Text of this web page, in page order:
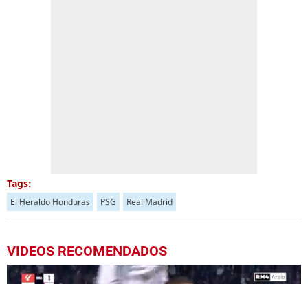
Tags:
El Heraldo Honduras PSG Real Madrid
VIDEOS RECOMENDADOS
Más Videos